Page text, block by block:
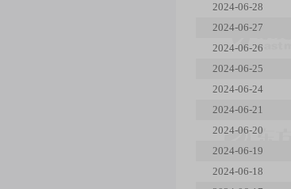
2024-06-28
2024-06-27
2024-06-26
2024-06-25
2024-06-24
2024-06-21
2024-06-20
2024-06-19
2024-06-18